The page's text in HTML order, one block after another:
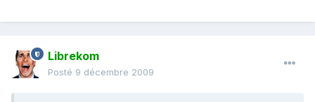
Librekom
Posté 9 décembre 2009